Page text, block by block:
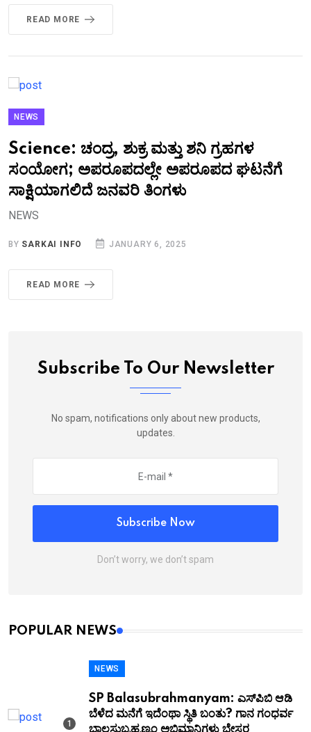
READ MORE
NEWS
Science: ಚಂದ್ರ, ಶುಕ್ರ ಮತ್ತು ಶನಿ ಗ್ರಹಗಳ
ಸಂಯೋಗ; ಅಪರೂಪದಲ್ಲೇ ಅಪರೂಪದ ಘಟನೆಗೆ
ಸಾಕ್ಷಿಯಾಗಲಿದೆ ಜನವರಿ ತಿಂಗಳು
NEWS
BY SARKAI INFO JANUARY 6, 2025
READ MORE
Subscribe To Our Newsletter
No spam, notifications only about new products,
updates.
Subscribe Now
Don’t worry, we don’t spam
POPULAR NEWS
NEWS
SP Balasubrahmanyam: ಎಸ್​ಪಿಬಿ ಆಡಿ
ಬೆಳೆದ ಮನೆಗೆ ಇದೆಂಥಾ ಸ್ಥಿತಿ ಬಂತು? ಗಾನ ಗಂಧರ್ವ
ಬಾಲಸುಬ್ರಹ್ಮಣ್ಯಂ ಅಭಿಮಾನಿಗಳು ಬೇಸರ